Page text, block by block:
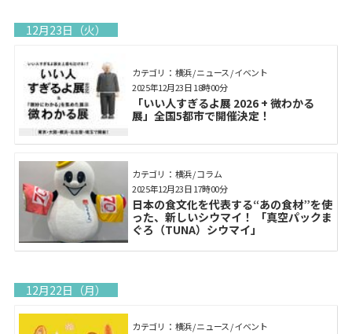
12月23日（火）
カテゴリ： 横浜 / ニュース / イベント
「いい人すぎるよ展 2026 + 微わかる
展」全国5都市で開催決定！
2025年12月23日 18時00分
カテゴリ： 横浜 / コラム
日本の食文化を代表する“あの食材”を使
った、新しいシウマイ！ 「真空パックま
ぐろ（TUNA）シウマイ」
2025年12月23日 17時00分
12月22日（月）
カテゴリ： 横浜 / ニュース / イベント